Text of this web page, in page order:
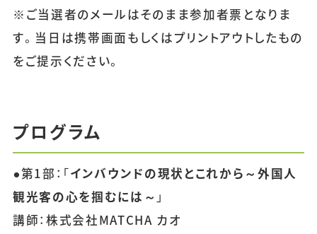
※ご当選者のメールはそのまま参加者票となりま
す。当日は携帯画面もしくはプリントアウトしたもの
をご提示ください。
プログラム
●第1部：「インバウンドの現状とこれから～外国人
観光客の心を掴むには～ 」
講師：株式会社MATCHA カオ